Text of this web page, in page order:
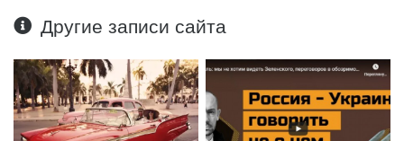
Другие записи сайта